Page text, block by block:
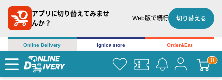
アプリに切り替えてみませ
んか？
Web版で続行 切り替える
Online Delivery ignica store Order&Eat